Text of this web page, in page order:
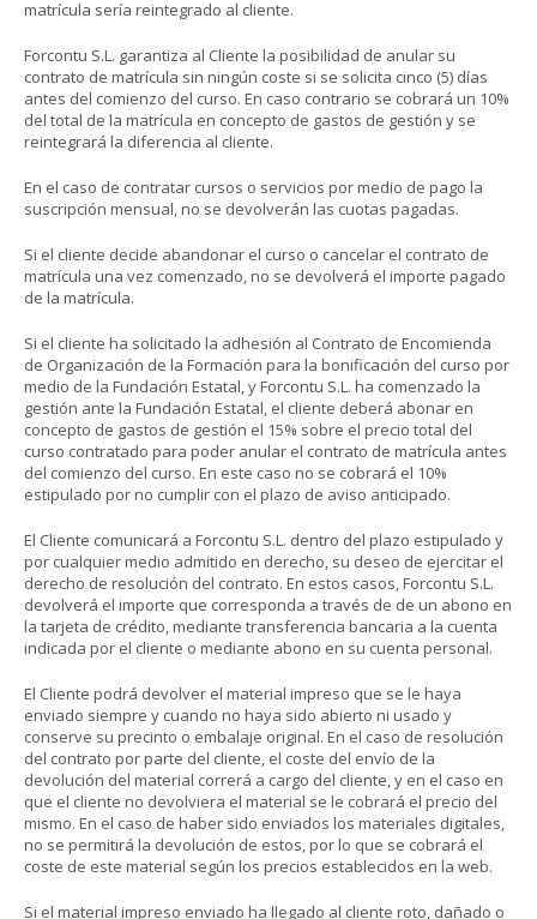
matrícula sería reintegrado al cliente.
Forcontu S.L. garantiza al Cliente la posibilidad de anular su
contrato de matrícula sin ningún coste si se solicita cinco (5) días
antes del comienzo del curso. En caso contrario se cobrará un 10%
del total de la matrícula en concepto de gastos de gestión y se
reintegrará la diferencia al cliente.
En el caso de contratar cursos o servicios por medio de pago la
suscripción mensual, no se devolverán las cuotas pagadas.
Si el cliente decide abandonar el curso o cancelar el contrato de
matrícula una vez comenzado, no se devolverá el importe pagado
de la matrícula.
Si el cliente ha solicitado la adhesión al Contrato de Encomienda
de Organización de la Formación para la bonificación del curso por
medio de la Fundación Estatal, y Forcontu S.L. ha comenzado la
gestión ante la Fundación Estatal, el cliente deberá abonar en
concepto de gastos de gestión el 15% sobre el precio total del
curso contratado para poder anular el contrato de matrícula antes
del comienzo del curso. En este caso no se cobrará el 10%
estipulado por no cumplir con el plazo de aviso anticipado.
El Cliente comunicará a Forcontu S.L. dentro del plazo estipulado y
por cualquier medio admitido en derecho, su deseo de ejercitar el
derecho de resolución del contrato. En estos casos, Forcontu S.L.
devolverá el importe que corresponda a través de de un abono en
la tarjeta de crédito, mediante transferencia bancaria a la cuenta
indicada por el cliente o mediante abono en su cuenta personal.
El Cliente podrá devolver el material impreso que se le haya
enviado siempre y cuando no haya sido abierto ni usado y
conserve su precinto o embalaje original. En el caso de resolución
del contrato por parte del cliente, el coste del envío de la
devolución del material correrá a cargo del cliente, y en el caso en
que el cliente no devolviera el material se le cobrará el precio del
mismo. En el caso de haber sido enviados los materiales digitales,
no se permitirá la devolución de estos, por lo que se cobrará el
coste de este material según los precios establecidos en la web.
Si el material impreso enviado ha llegado al cliente roto, dañado o